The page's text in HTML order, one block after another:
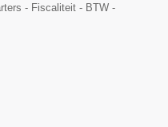
- Fiscaliteit - BTW -